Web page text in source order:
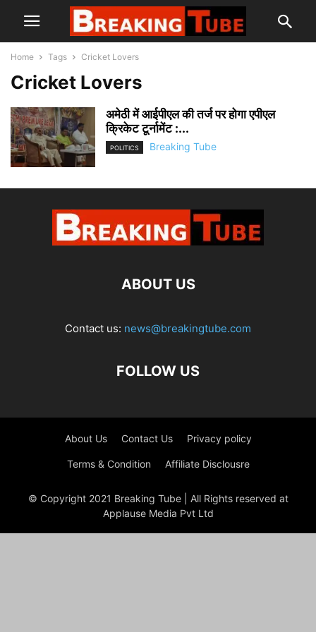
Home Tags Cricket Lovers
Cricket Lovers
अमेठी में आईपीएल की तर्ज पर होगा एपीएल
क्रिकेट टूर्नामेंट :...
POLITICS Breaking Tube
ABOUT US
Contact us: news@breakingtube.com
FOLLOW US
About Us Contact Us Privacy policy
Terms & Condition Affiliate Disclousre
© Copyright 2021 Breaking Tube | All Rights reserved at
Applause Media Pvt Ltd